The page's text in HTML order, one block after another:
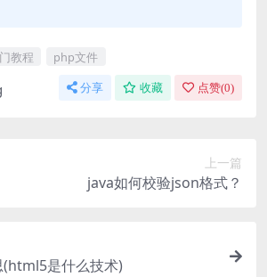
教程 php文件
分享 收藏 点赞(0)
上一篇
java如何校验json格式？
是什么技术)